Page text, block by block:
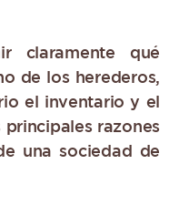
claramente qué
de los herederos,
el inventario y el
razones
una sociedad de